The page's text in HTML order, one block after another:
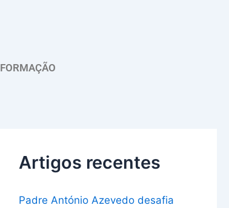
FORMAÇÃO
Artigos recentes
Padre António Azevedo desafia
u